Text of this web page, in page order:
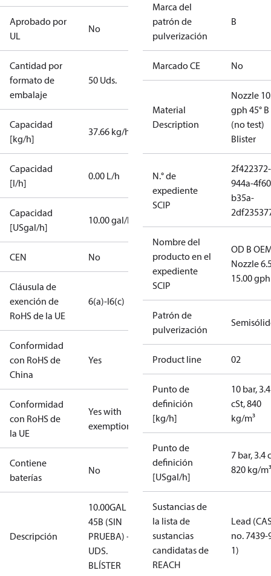
Aprobado por
UL
No
Cantidad por
formato de
embalaje
50 Uds.
Capacidad
[kg/h]
37.66 kg/h
Capacidad
[l/h]
0.00 L/h
Capacidad
[USgal/h]
10.00 gal/h
CEN No
Cláusula de
exención de
RoHS de la UE
6(a)-I6(c)
Conformidad
con RoHS de
China
Yes
Conformidad
con RoHS de
la UE
Yes with
exemptions
Contiene
baterías
No
Descripción
10.00GAL
45B (SIN
PRUEBA) - 50
UDS.
BLÍSTER
Marca del
patrón de
pulverización
B
Marcado CE No
Material
Description
Nozzle
gph 45° B
(no test)
Blister
N.° de
expediente
SCIP
2f422372-
944a-
b35a-
Nombre del
producto en el
expediente
SCIP
OD B
Nozzle
15.00 gph
Patrón de
pulverización
Product line 02
Punto de
definición
[kg/h]
10 bar, 3.4
cSt, 840
kg/m³
Punto de
definición
[USgal/h]
7 bar, 3.4
820 kg/m³
Sustancias de
la lista de
sustancias
candidatas de
REACH
Lead
no. 7439-
1)